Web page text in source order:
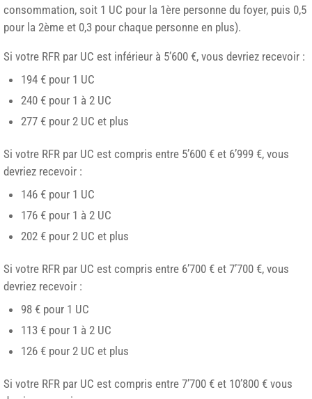
consommation, soit 1 UC pour la 1ère personne du foyer, puis 0,5
pour la 2ème et 0,3 pour chaque personne en plus).
Si votre RFR par UC est inférieur à 5’600 €, vous devriez recevoir :
194 € pour 1 UC
240 € pour 1 à 2 UC
277 € pour 2 UC et plus
Si votre RFR par UC est compris entre 5’600 € et 6’999 €, vous
devriez recevoir :
146 € pour 1 UC
176 € pour 1 à 2 UC
202 € pour 2 UC et plus
Si votre RFR par UC est compris entre 6’700 € et 7’700 €, vous
devriez recevoir :
98 € pour 1 UC
113 € pour 1 à 2 UC
126 € pour 2 UC et plus
Si votre RFR par UC est compris entre 7’700 € et 10’800 € vous